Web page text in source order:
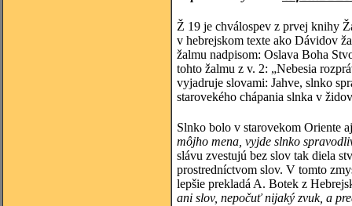
Ž 19 je chválospev z prvej knihy
v hebrejskom texte ako Dávidov
žalmu nadpisom: Oslava Boha
tohto žalmu z v. 2: „Nebesia
vyjadruje slovami: Jahve, slnko
starovekého chápania slnka v
Slnko bolo v starovekom Oriente
môjho mena, vyjde slnko
slávu zvestujú bez slov tak diela
prostredníctvom slov. V tomto
lepšie prekladá A. Botek z
ani slov, nepočuť nijaký zvuk, a